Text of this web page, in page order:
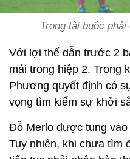
Trọng tài buộc
Với lợi thế dẫn trước 2
mái trong hiệp 2. Trong
Phương quyết định có
vọng tìm kiếm sự khởi
Đỗ Merlo được tung
Tuy nhiên, khi chưa tìm